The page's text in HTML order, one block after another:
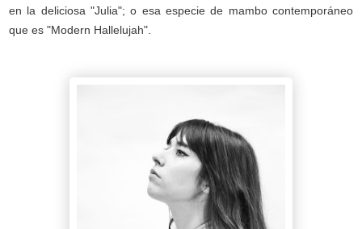
en la deliciosa "Julia"; o esa especie de mambo contemporáneo
que es "Modern Hallelujah".